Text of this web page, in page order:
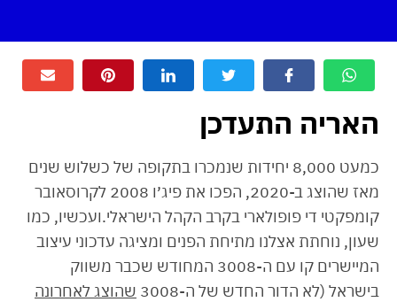
האריה התעדכן
כמעט 8,000 יחידות שנמכרו בתקופה של כשלוש שנים
מאז שהוצג ב-2020, הפכו את פיג׳ו 2008 לקרוסאובר
קומפקטי די פופולארי בקרב הקהל הישראלי.ועכשיו, כמו
שעון, נוחתת אצלנו מתיחת הפנים ומציגה עדכוני עיצוב
המיישרים קו עם ה-3008 המחודש שכבר משווק
בישראל (לא הדור החדש של ה-3008
שהוצג לאחרונה